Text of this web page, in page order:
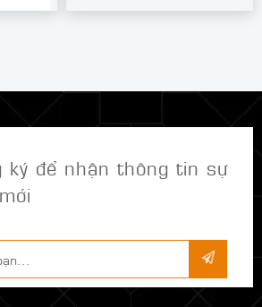
ký để nhận thông tin sự